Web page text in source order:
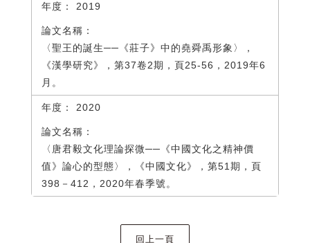
2019
〈聖王的誕生──《莊子》中的堯舜禹形象〉，
《漢學研究》，第37卷2期，頁25-56，2019年6
月。
2020
〈唐君毅文化理論探微──《中國文化之精神價
值》論心的型態〉，《中國文化》，第51期，頁
398－412，2020年春季號。